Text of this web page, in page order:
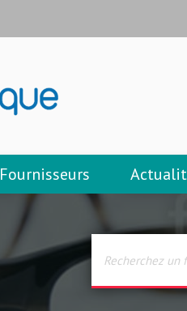
Fournisseurs